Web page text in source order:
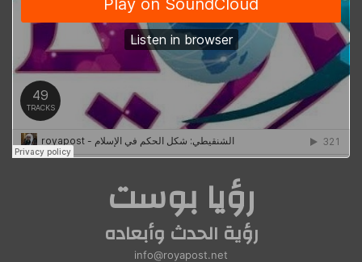
رؤيا بوست
رؤية الحدث وأبعاده
info@royapost.net